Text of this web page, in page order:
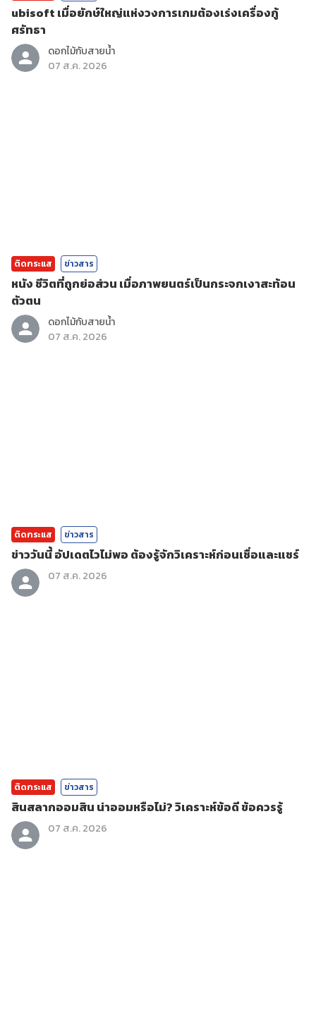
ubisoft เมื่อยักษ์ใหญ่แห่งวงการเกมต้องเร่งเครื่องกู้
ศรัทธา
ดอกไม้กับสายน้ำ
07 ส.ค. 2026
ติดกระแส ข่าวสาร
หนัง ชีวิตที่ถูกย่อส่วน เมื่อภาพยนตร์เป็นกระจกเงาสะท้อน
ตัวตน
ดอกไม้กับสายน้ำ
07 ส.ค. 2026
ติดกระแส ข่าวสาร
ข่าววันนี้ อัปเดตไวไม่พอ ต้องรู้จักวิเคราะห์ก่อนเชื่อและแชร์
07 ส.ค. 2026
ติดกระแส ข่าวสาร
สินสลากออมสิน น่าออมหรือไม่? วิเคราะห์ข้อดี ข้อควรรู้
07 ส.ค. 2026